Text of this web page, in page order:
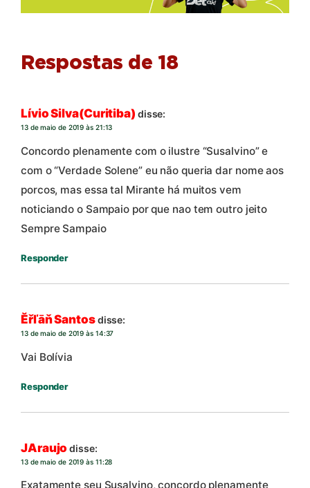
Respostas de 18
Lívio Silva(Curitiba) disse:
13 de maio de 2019 às 21:13
Concordo plenamente com o ilustre “Susalvino” e
com o “Verdade Solene” eu não queria dar nome aos
porcos, mas essa tal Mirante há muitos vem
noticiando o Sampaio por que nao tem outro jeito
Sempre Sampaio
Responder
Ĕřľāň Santosdisse:
13 de maio de 2019 às 14:37
Vai Bolívia
Responder
JAraujo disse:
13 de maio de 2019 às 11:28
Exatamente seu Susalvino, concordo plenamente